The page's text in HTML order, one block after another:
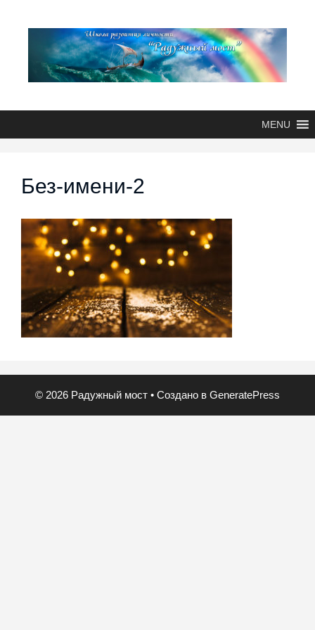
MENU
Без-имени-2
© 2026 Радужный мост • Создано в GeneratePress